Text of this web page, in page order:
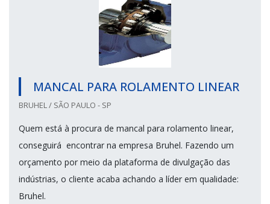
MANCAL PARA ROLAMENTO LINEAR
BRUHEL / SÃO PAULO - SP
Quem está à procura de mancal para rolamento linear,
conseguirá encontrar na empresa Bruhel. Fazendo um
orçamento por meio da plataforma de divulgação das
indústrias, o cliente acaba achando a líder em qualidade:
Bruhel.